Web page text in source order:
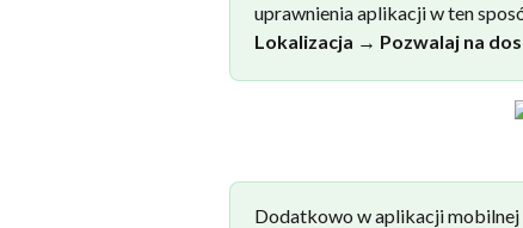
uprawnienia aplikacji w ten
Lokalizacja → Pozwalaj na
Dodatkowo w aplikacji mobilnej